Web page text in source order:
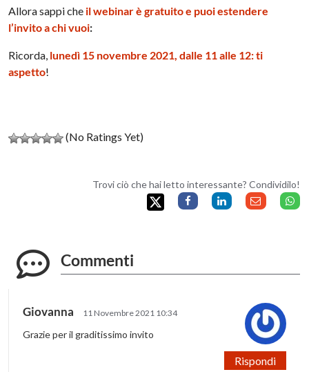
Allora sappi che il webinar è gratuito e puoi estendere
l’invito a chi vuoi:
Ricorda, lunedì 15 novembre 2021, dalle 11 alle 12: ti
aspetto!
(No Ratings Yet)
Trovi ciò che hai letto interessante? Condividilo!
Commenti
Giovanna 11 Novembre 2021 10:34
Grazie per il graditissimo invito
Rispondi